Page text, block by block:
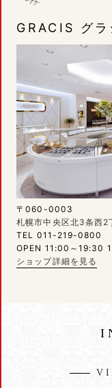
GRACIS グ
〒060-0003
札幌市中央区北3条西2
TEL 011-219-0800
OPEN 11:00～19:30
ショップ詳細を見る